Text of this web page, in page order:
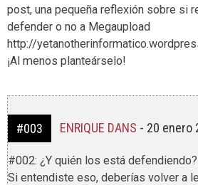
post, una pequeña reflexión sobre si
defender o no a Megaupload
http://
¡Al menos planteárselo!
#003 ENRIQUE DANS - 20 enero
#002: ¿Y quién los está
Si entendiste eso, deberías volver a